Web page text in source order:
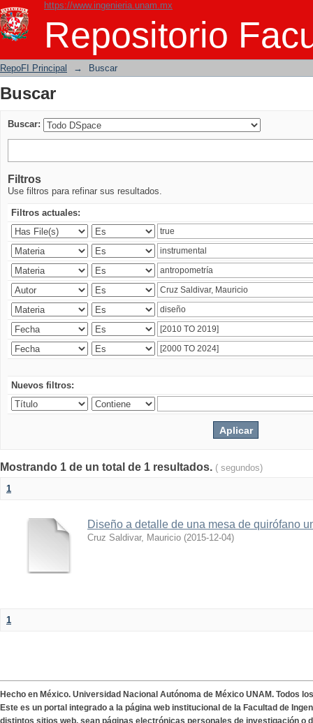
https://www.ingenieria.unam.mx
Repositorio
Buscar
RepoFI Principal → Buscar
Buscar
Buscar:
Filtros
Use filtros para refinar sus resultados.
Filtros actuales:
Nuevos filtros:
Mostrando 1 de un total de 1 resultados. ( segundos)
1
Diseño a detalle de una mesa de quirófano
Cruz Saldivar, Mauricio (2015-12-04)
1
Hecho en México. Universidad Nacional Autónoma de México UNAM. Todos
Este es un portal integrado a la página web institucional de la Facultad de
distintos sitios web, sean páginas electrónicas personales de investigación o